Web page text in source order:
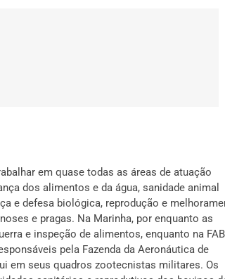
em quase todas as áreas de atuação
dos alimentos e da água, sanidade animal
e defesa biológica, reprodução e
e pragas. Na Marinha, por enquanto as
e inspeção de alimentos, enquanto na
pela Fazenda da Aeronáutica de
em seus quadros zootecnistas militares. Os